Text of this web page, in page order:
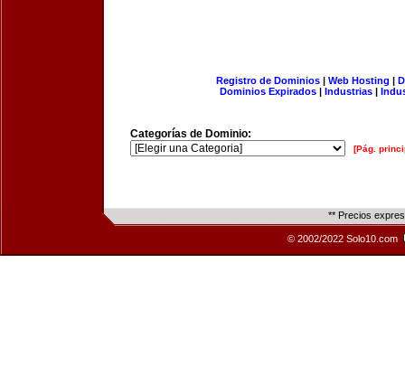
Registro de Dominios| Web Hosting |
Dominios Expirados | Industrias |
Categorías de Dominio:
[Pág.
** Precios
© 2002/2022 Solo10.com